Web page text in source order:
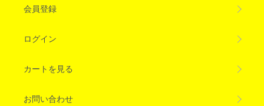
会員登録
ログイン
カートを見る
お問い合わせ